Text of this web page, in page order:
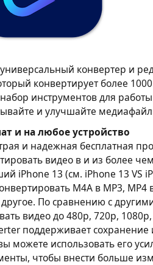
конвертер и
конвертирует более
инструментов для
и улучшайте
и на любое устройство
и надежная бесплатная
видео в и из более
iPhone 13 (см. iPhone 13 VS
M4A в MP3, MP4 в
другое. По сравнению с
видео до 480p, 720p, 1080p,
поддерживает сохранение
использовать его
чтобы внести больше